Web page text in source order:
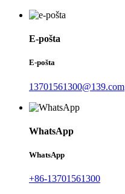
E-pošta
E-pošta
13701561300@139.com
WhatsApp
WhatsApp
+86-13701561300